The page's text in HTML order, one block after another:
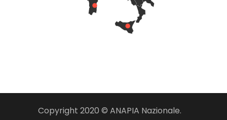
Copyright 2020 © ANAPIA Nazionale.